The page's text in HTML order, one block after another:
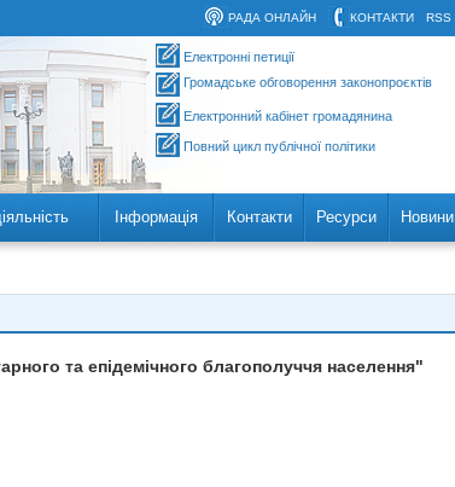
RSS
КОНТАКТИ
РАДА ОНЛАЙН
Електронні петиції
Громадське обговорення законопроєктів
Електронний кабінет громадянина
Повний цикл публічної політики
Інформація Контакти Ресурси Новини
та епідемічного благополуччя населення"